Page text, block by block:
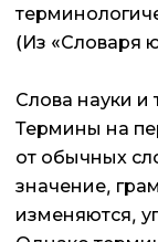
(Из «Словаря
Слова науки и
Термины на
от обычных
значение,
изменяются,